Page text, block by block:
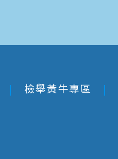
檢舉黃牛專區